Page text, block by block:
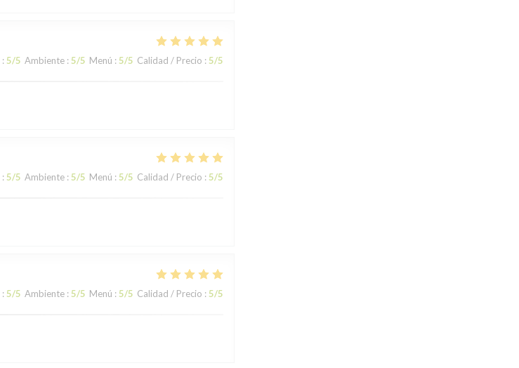
: 5/5 Ambiente : 5/5 Menú : 5/5 Calidad / Precio : 5/5
: 5/5 Ambiente : 5/5 Menú : 5/5 Calidad / Precio : 5/5
: 5/5 Ambiente : 5/5 Menú : 5/5 Calidad / Precio : 5/5